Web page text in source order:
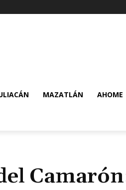
MAZATLÁN AHOME